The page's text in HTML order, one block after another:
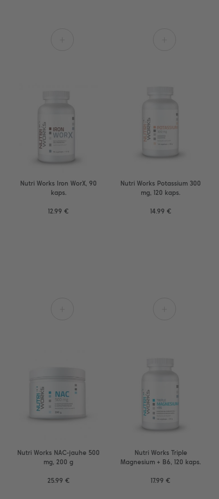
Nutri Works Iron WorX, 90
kaps.
12.99 €
Nutri Works Potassium 300
mg, 120 kaps.
14.99 €
Nutri Works NAC-jauhe 500
mg, 200 g
25.99 €
Nutri Works Triple
Magnesium + B6, 120 kaps.
17.99 €